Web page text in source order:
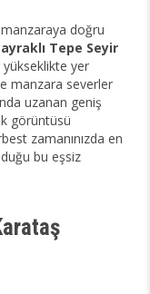
doğru
Tepe Seyir
yer
manzara severler
uzanan geniş
görüntüsü
zamanınızda en
bu eşsiz